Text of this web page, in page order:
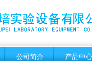
公司简介 产品中心